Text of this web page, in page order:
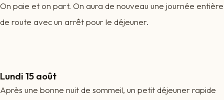
On paie et on part. On aura de nouveau une journée entière
de route avec un arrêt pour le déjeuner.
Lundi 15 août
Après une bonne nuit de sommeil, un petit déjeuner rapide